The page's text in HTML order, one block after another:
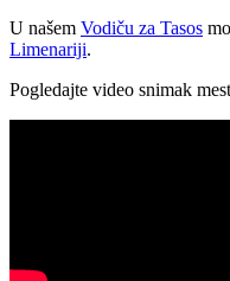
U našem Vodiču za Tasos
Limenariji.
Pogledajte video snimak